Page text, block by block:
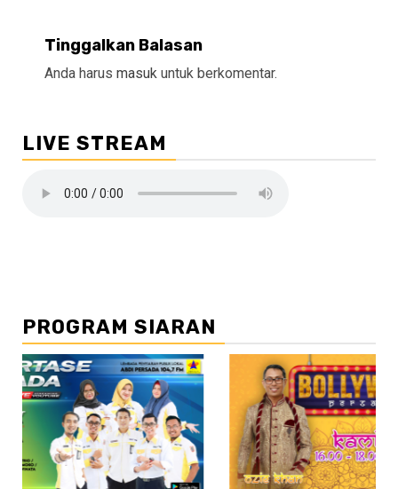
Tinggalkan Balasan
Anda harus masuk untuk berkomentar.
LIVE STREAM
PROGRAM SIARAN
//2